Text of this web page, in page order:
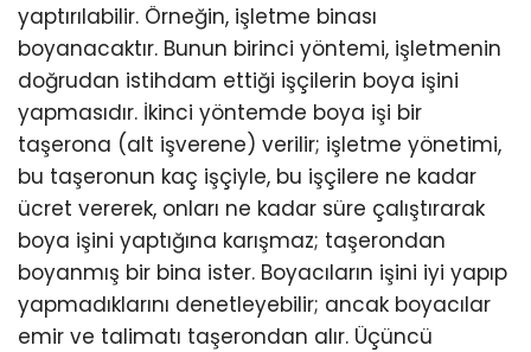
yaptırılabilir. Örneğin, işletme binası
boyanacaktır. Bunun birinci yöntemi, işletmenin
doğrudan istihdam ettiği işçilerin boya işini
yapmasıdır. İkinci yöntemde boya işi bir
taşerona (alt işverene) verilir; işletme yönetimi,
bu taşeronun kaç işçiyle, bu işçilere ne kadar
ücret vererek, onları ne kadar süre çalıştırarak
boya işini yaptığına karışmaz; taşerondan
boyanmış bir bina ister. Boyacıların işini iyi yapıp
yapmadıklarını denetleyebilir; ancak boyacılar
emir ve talimatı taşerondan alır. Üçüncü